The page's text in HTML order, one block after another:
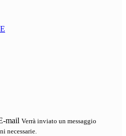
mail Verrà inviato un messaggio
necessarie.